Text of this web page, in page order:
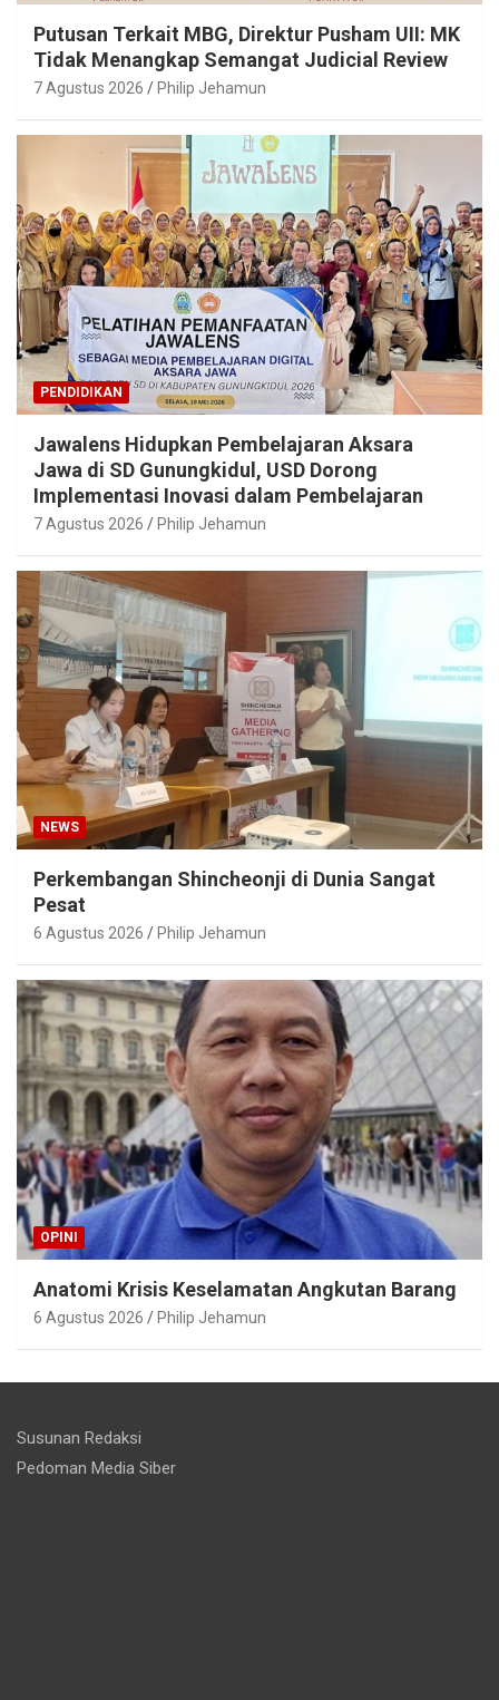
Putusan Terkait MBG, Direktur Pusham UII: MK
Tidak Menangkap Semangat Judicial Review
7 Agustus 2026 Philip Jehamun
PENDIDIKAN
Jawalens Hidupkan Pembelajaran Aksara
Jawa di SD Gunungkidul, USD Dorong
Implementasi Inovasi dalam Pembelajaran
7 Agustus 2026 Philip Jehamun
NEWS
Perkembangan Shincheonji di Dunia Sangat
Pesat
6 Agustus 2026 Philip Jehamun
OPINI
Anatomi Krisis Keselamatan Angkutan Barang
6 Agustus 2026 Philip Jehamun
Susunan Redaksi
Pedoman Media Siber